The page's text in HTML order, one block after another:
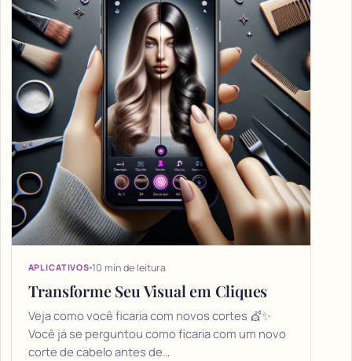
APLICATIVOS 10 min de leitura
Transforme Seu Visual em Cliques
Veja como você ficaria com novos cortes 💇✨
Você já se perguntou como ficaria com um novo
corte de cabelo antes de…